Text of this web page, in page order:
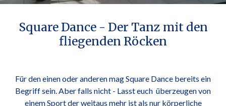
Square Dance - Der Tanz mit den
fliegenden Röcken
Für den einen oder anderen mag Square Dance bereits ein
Begriff sein. Aber falls nicht - Lasst euch überzeugen von
einem Sport der weitaus mehr ist als nur körperliche